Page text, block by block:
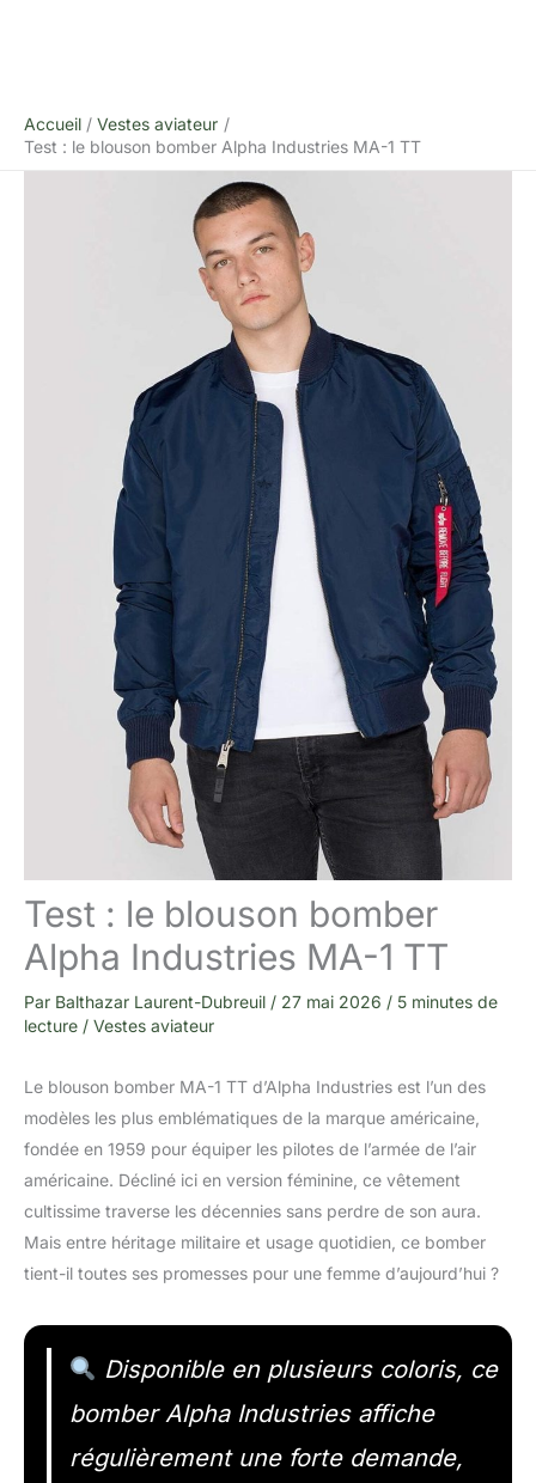
Accueil
Vestes aviateur
Test : le blouson bomber Alpha Industries MA-1 TT
Test : le blouson bomber
Alpha Industries MA-1 TT
Par Balthazar Laurent-Dubreuil / 27 mai 2026 / 5 minutes de
lecture / Vestes aviateur
Le blouson bomber MA-1 TT d’Alpha Industries est l’un des
modèles les plus emblématiques de la marque américaine,
fondée en 1959 pour équiper les pilotes de l’armée de l’air
américaine. Décliné ici en version féminine, ce vêtement
cultissime traverse les décennies sans perdre de son aura.
Mais entre héritage militaire et usage quotidien, ce bomber
tient-il toutes ses promesses pour une femme d’aujourd’hui ?
Disponible en plusieurs coloris, ce
bomber Alpha Industries affiche
régulièrement une forte demande,